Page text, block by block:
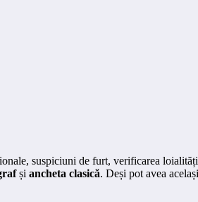
suspiciuni de furt, verificarea
și ancheta clasică. Deși pot avea